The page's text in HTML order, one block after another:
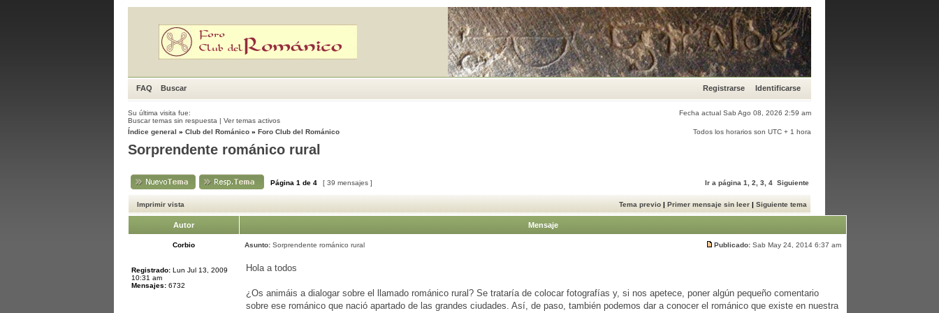
FAQ Buscar Registrarse Identificarse
Su última visita fue:
Fecha actual Sab Ago 08, 2026 2:59 am
Buscar temas sin respuesta | Ver temas activos
Índice general » Club del Románico » Foro Club del Románico Todos los horarios son UTC + 1 hora
Sorprendente románico rural
Página 1 de 4 [ 39 mensajes ] Ir a página 1 2 3 4 Siguiente
Imprimir vista Tema previo | Primer mensaje sin leer | Siguiente tema
Autor Mensaje
Corbio Asunto: Sorprendente románico rural Publicado: Sab May 24, 2014 6:37 am
Registrado: Lun Jul 13, 2009
10:31 am
Mensajes: 6732
Hola a todos
¿Os animáis a dialogar sobre el llamado románico rural? Se trataría de colocar fotografías y, si nos apetece, poner algún pequeño comentario
sobre ese románico que nació apartado de las grandes ciudades. Así, de paso, también podemos dar a conocer el románico que existe en nuestra